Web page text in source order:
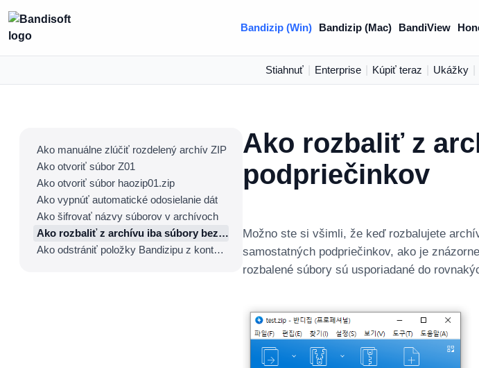
Bandizip (Win) Bandizip (Mac) BandiView
Stiahnuť Enterprise Kúpiť teraz Ukážky
Ako manuálne zlúčiť rozdelený archív ZIP
Ako otvoriť súbor Z01
Ako otvoriť súbor haozip01.zip
Ako vypnúť automatické odosielanie dát
Ako šifrovať názvy súborov v archívoch
Ako rozbaliť z archívu iba súbory bez podpriečinkov
Ako odstrániť položky Bandizipu z kontextovej ponuky v OS Windows 11
Ako rozbaliť z
podpriečinkov
Možno ste si všimli, že keď rozbalujete
samostatných podpriečinkov, ako je
rozbalené súbory sú usporiadané do